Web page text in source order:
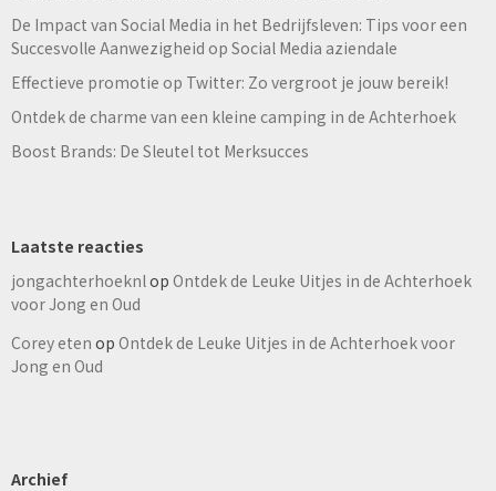
De Impact van Social Media in het Bedrijfsleven: Tips voor een
Succesvolle Aanwezigheid op Social Media aziendale
Effectieve promotie op Twitter: Zo vergroot je jouw bereik!
Ontdek de charme van een kleine camping in de Achterhoek
Boost Brands: De Sleutel tot Merksucces
Laatste reacties
jongachterhoeknlop Ontdek de Leuke Uitjes in de Achterhoek
voor Jong en Oud
Corey eten op Ontdek de Leuke Uitjes in de Achterhoek voor
Jong en Oud
Archief